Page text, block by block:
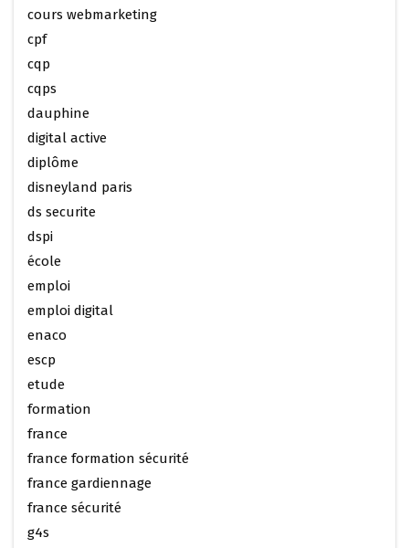
cours webmarketing
cpf
cqp
cqps
dauphine
digital active
diplôme
disneyland paris
ds securite
dspi
école
emploi
emploi digital
enaco
escp
etude
formation
france
france formation sécurité
france gardiennage
france sécurité
g4s